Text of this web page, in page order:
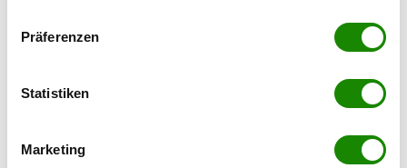
Informationen über Ihre geografische Lage
können
bestimmten Merkmalen (Fingerprinting) identifizieren
Erfahren Sie mehr darüber, wie Ihre persönlichen Daten
Präferenzen
Statistiken
Marketing
GRUNDFLÄCHE
VIZUETE Immobilien GmbH